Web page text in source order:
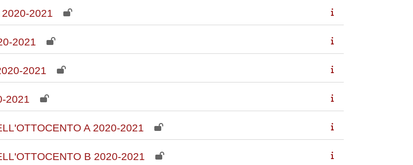
2021
2021
2021
2021
A 2020-2021
B 2020-2021